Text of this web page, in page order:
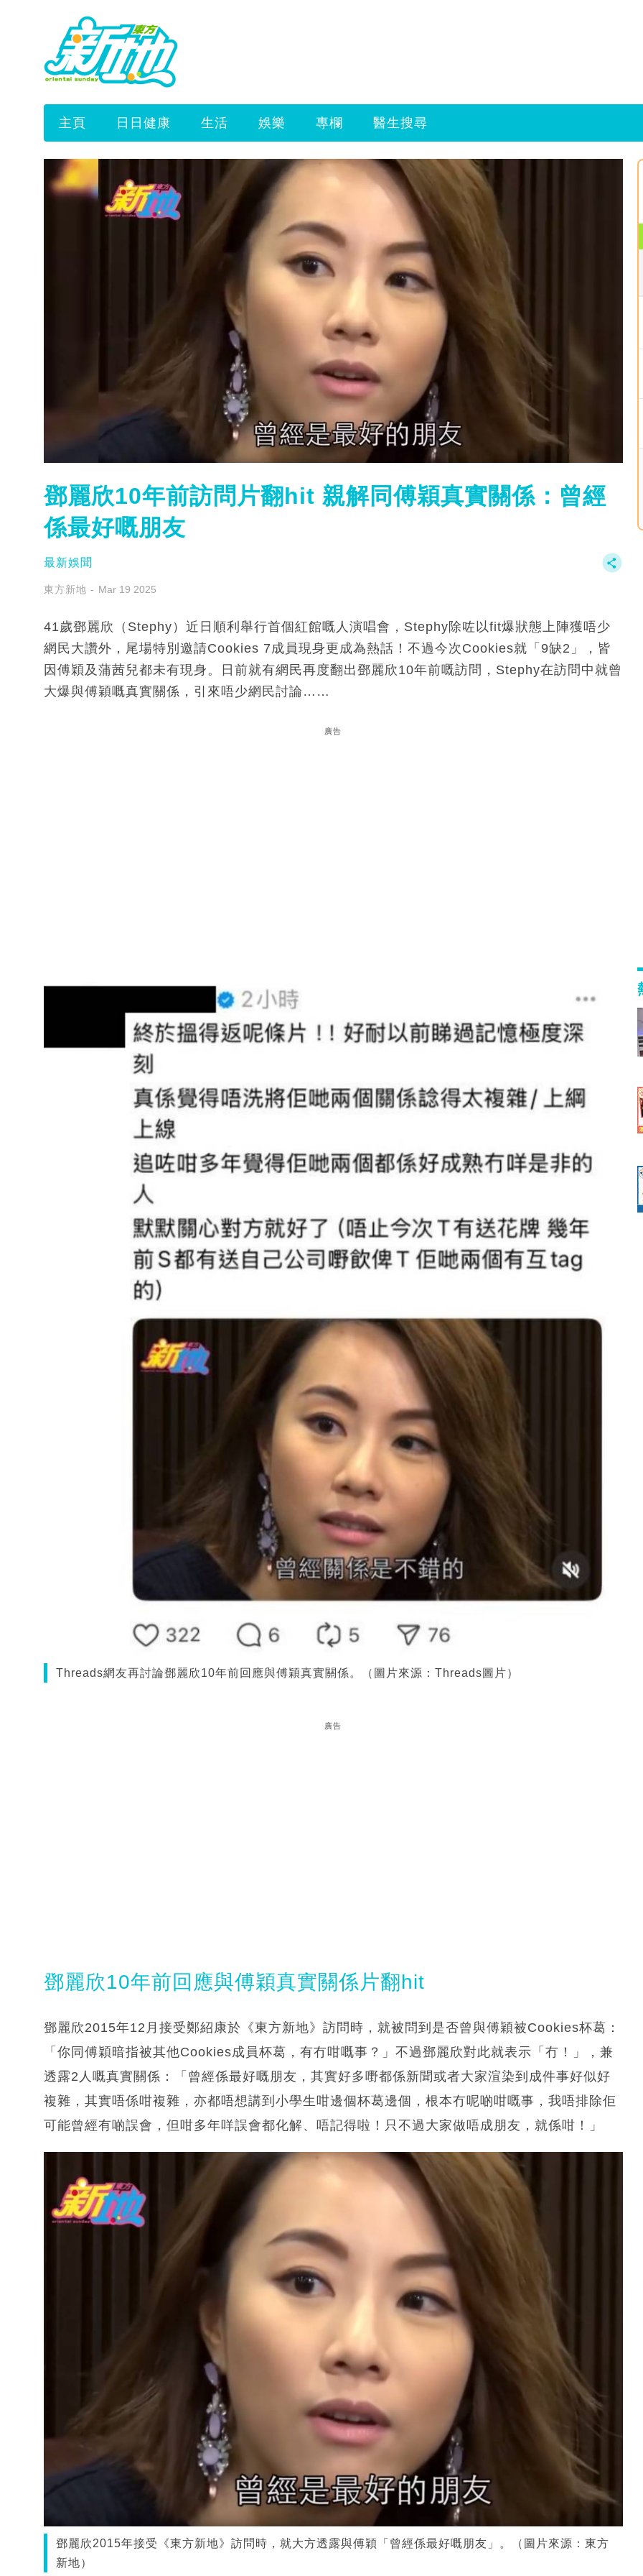
主頁 日日健康 生活 娛樂 專欄 醫生搜尋
鄧麗欣10年前訪問片翻hit 親解同傅穎真實關係：曾經
係最好嘅朋友
最新娛聞
東方新地 Mar 19 2025
41歲鄧麗欣（Stephy）近日順利舉行首個紅館嘅人演唱會，Stephy除咗以fit爆狀態上陣獲唔少
網民大讚外，尾場特別邀請Cookies 7成員現身更成為熱話！不過今次Cookies就「9缺2」，皆
因傅穎及蒲茜兒都未有現身。日前就有網民再度翻出鄧麗欣10年前嘅訪問，Stephy在訪問中就曾
大爆與傅穎嘅真實關係，引來唔少網民討論……
廣告
Threads網友再討論鄧麗欣10年前回應與傅穎真實關係。（圖片來源：Threads圖片）
廣告
鄧麗欣10年前回應與傅穎真實關係片翻hit
鄧麗欣2015年12月接受鄭紹康於《東方新地》訪問時，就被問到是否曾與傅穎被Cookies杯葛：
「你同傅穎暗指被其他Cookies成員杯葛，有冇咁嘅事？」不過鄧麗欣對此就表示「冇！」，兼
透露2人嘅真實關係：「曾經係最好嘅朋友，其實好多嘢都係新聞或者大家渲染到成件事好似好
複雜，其實唔係咁複雜，亦都唔想講到小學生咁邊個杯葛邊個，根本冇呢啲咁嘅事，我唔排除佢
可能曾經有啲誤會，但咁多年咩誤會都化解、唔記得啦！只不過大家做唔成朋友，就係咁！」
鄧麗欣2015年接受《東方新地》訪問時，就大方透露與傅穎「曾經係最好嘅朋友」。（圖片來源：東方
新地）